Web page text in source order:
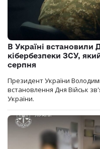
В Україні встановили
кібербезпеки ЗСУ,
серпня
Президент України
встановлення Дня Військ
України.